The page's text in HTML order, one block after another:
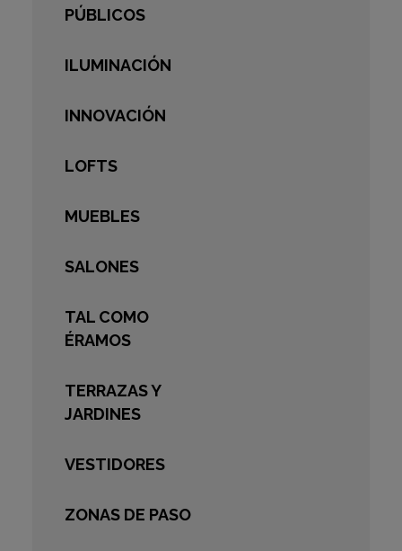
PÚBLICOS
ILUMINACIÓN
INNOVACIÓN
LOFTS
MUEBLES
SALONES
TAL COMO
ÉRAMOS
TERRAZAS Y
JARDINES
VESTIDORES
ZONAS DE PASO